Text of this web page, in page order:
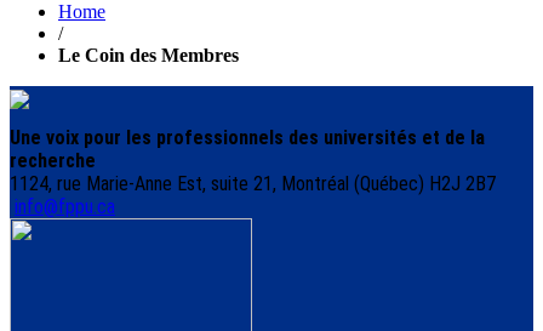
Home
/
Le Coin des Membres
Une voix pour les professionnels des universités et de la
recherche
1124, rue Marie-Anne Est, suite 21, Montréal (Québec) H2J 2B7
info@fppu.ca